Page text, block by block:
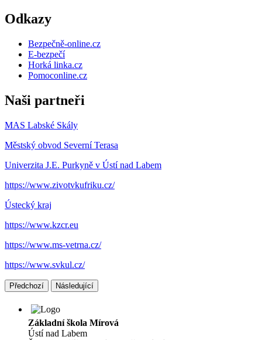
Odkazy
Bezpečně-online.cz
E-bezpečí
Horká linka.cz
Pomoconline.cz
Naši partneři
MAS Labské Skály
Městský obvod Severní Terasa
Univerzita J.E. Purkyně v Ústí nad Labem
https://www.zivotvkufriku.cz/
Ústecký kraj
https://www.kzcr.eu
https://www.ms-vetrna.cz/
https://www.svkul.cz/
Předchozí Následující
Základní škola Mírová
Ústí nad Labem